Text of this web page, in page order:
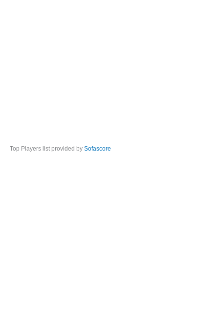
Top Players list provided by Sofascore